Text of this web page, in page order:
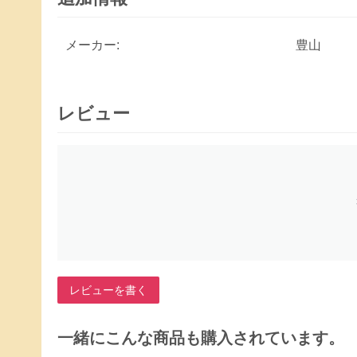
メーカー: 豊山
レビュー
レビューを書く
一緒にこんな商品も購入されています。